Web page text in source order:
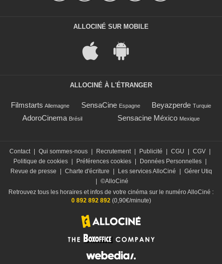
ALLOCINÉ SUR MOBILE
ALLOCINÉ À L'ÉTRANGER
Filmstarts Allemagne SensaCine Espagne Beyazperde Turquie
AdoroCinema Brésil Sensacine México Mexique
Contact | Qui sommes-nous | Recrutement | Publicité | CGU | CGV |
Politique de cookies | Préférences cookies | Données Personnelles |
Revue de presse
| Charte d'écriture | Les services AlloCiné | Gérer Utiq
| ©AlloCiné
Retrouvez tous les horaires et infos de votre cinéma sur le numéro AlloCiné :
0 892 892 892(0,90€/minute)